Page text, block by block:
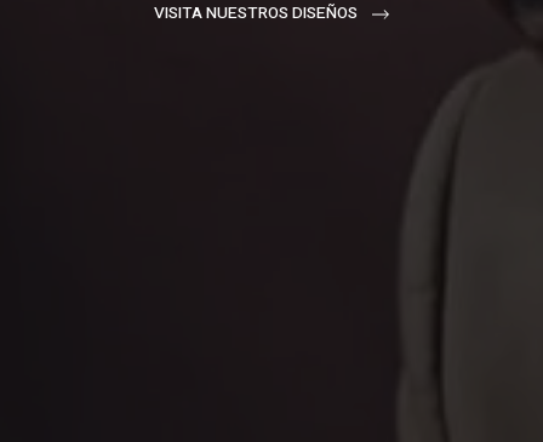
VISITA NUESTROS DISEÑOS